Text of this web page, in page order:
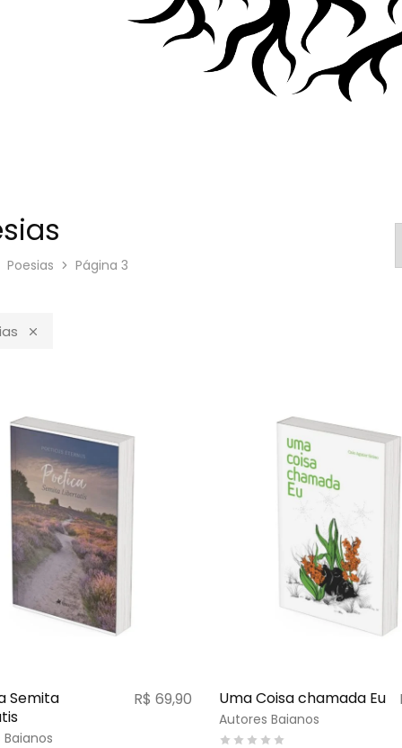
Poesias Página 3
Semita
R$ 69,90
Autores Baianos
Uma Coisa chamada Eu